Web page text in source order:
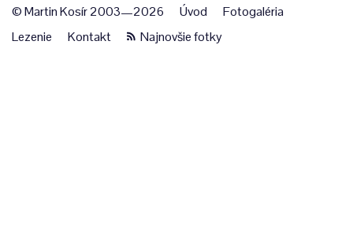
© Martin Kosír 2003—2026 Úvod
Fotogaléria
Lezenie
Kontakt Najnovšie fotky